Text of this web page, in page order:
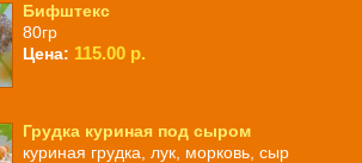
Бифштекс
80гр
Цена: 115.00 р.
Грудка куриная под сыром
куриная грудка, лук, морковь, сыр